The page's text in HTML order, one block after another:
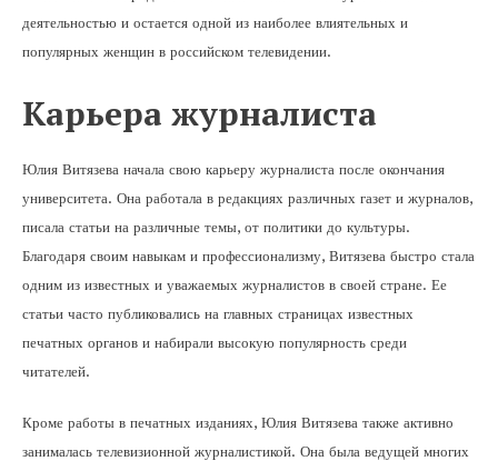
деятельностью и остается одной из наиболее влиятельных и
популярных женщин в российском телевидении.
Карьера журналиста
Юлия Витязева начала свою карьеру журналиста после окончания
университета. Она работала в редакциях различных газет и журналов,
писала статьи на различные темы, от политики до культуры.
Благодаря своим навыкам и профессионализму, Витязева быстро стала
одним из известных и уважаемых журналистов в своей стране. Ее
статьи часто публиковались на главных страницах известных
печатных органов и набирали высокую популярность среди
читателей.
Кроме работы в печатных изданиях, Юлия Витязева также активно
занималась телевизионной журналистикой. Она была ведущей многих